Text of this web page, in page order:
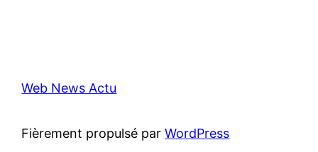
Web News Actu
Fièrement propulsé parWordPress